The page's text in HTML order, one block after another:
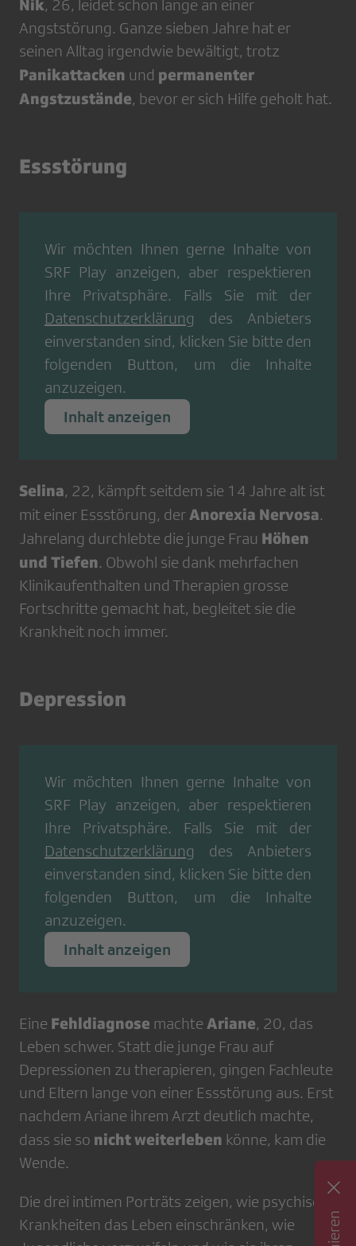
Nik, 26, leidet schon lange an einer
Angststörung. Ganze sieben Jahre hat er
seinen Alltag irgendwie bewältigt, trotz
Panikattacken und permanenter
Angstzustände, bevor er sich Hilfe geholt hat.
Essstörung
Wir möchten Ihnen gerne Inhalte von
SRF Play anzeigen, aber respektieren
Ihre Privatsphäre. Falls Sie mit der
Datenschutzerklärung des Anbieters
einverstanden sind, klicken Sie bitte den
folgenden Button, um die Inhalte
anzuzeigen.
Inhalt anzeigen
Selina, 22, kämpft seitdem sie 14 Jahre alt ist
mit einer Essstörung, der Anorexia Nervosa.
Jahrelang durchlebte die junge Frau Höhen
und Tiefen. Obwohl sie dank mehrfachen
Klinikaufenthalten und Therapien grosse
Fortschritte gemacht hat, begleitet sie die
Krankheit noch immer.
Depression
Wir möchten Ihnen gerne Inhalte von
SRF Play anzeigen, aber respektieren
Ihre Privatsphäre. Falls Sie mit der
Datenschutzerklärung des Anbieters
einverstanden sind, klicken Sie bitte den
folgenden Button, um die Inhalte
anzuzeigen.
Inhalt anzeigen
Eine Fehldiagnose machte Ariane, 20, das
Leben schwer. Statt die junge Frau auf
Depressionen zu therapieren, gingen Fachleute
und Eltern lange von einer Essstörung aus. Erst
nachdem Ariane ihrem Arzt deutlich machte,
dass sie so nicht weiterleben könne, kam die
Wende.
Die drei intimen Porträts zeigen, wie psychische
Krankheiten das Leben einschränken, wie